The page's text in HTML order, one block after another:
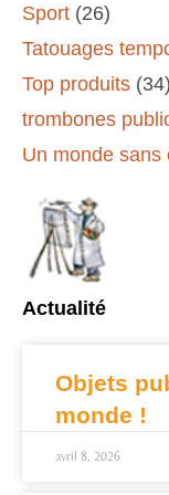
Sport (26)
Tatouages
Top produits (34)
trombones
Un monde sans
Actualité
Objets
monde !
avril 8, 2026